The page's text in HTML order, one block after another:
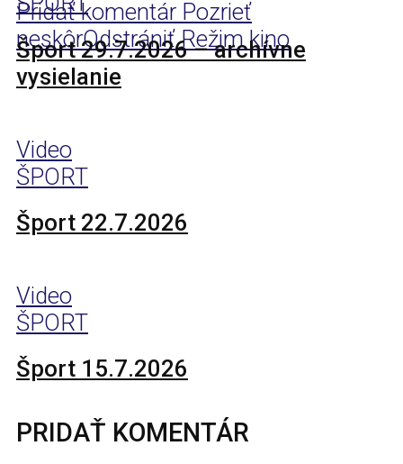
Pridať komentár Pozrieť
neskôrOdstrániťRežim kino
Šport 29.7.2026 – archívne
vysielanie
Video
ŠPORT
Šport 22.7.2026
Video
ŠPORT
Šport 15.7.2026
PRIDAŤ KOMENTÁR